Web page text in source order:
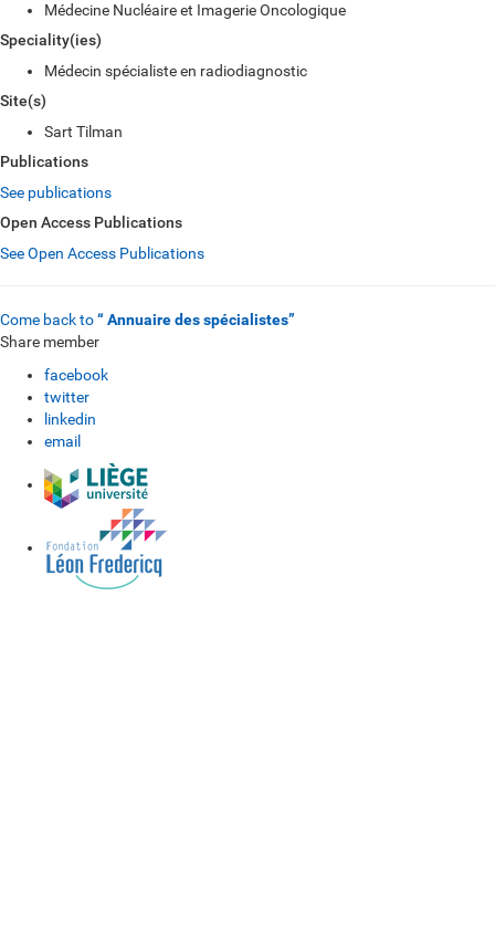
Médecine Nucléaire et Imagerie Oncologique
Speciality(ies)
Médecin spécialiste en radiodiagnostic
Site(s)
Sart Tilman
Publications
See publications
Open Access Publications
See Open Access Publications
Come back to“ Annuaire des spécialistes”
Share member
facebook
twitter
linkedin
email